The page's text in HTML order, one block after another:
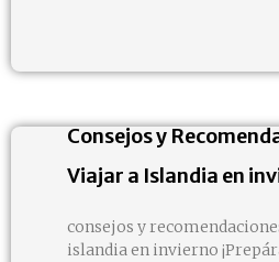
Consejos y
Viajar a Islandia en
consejos y
islandia en invierno